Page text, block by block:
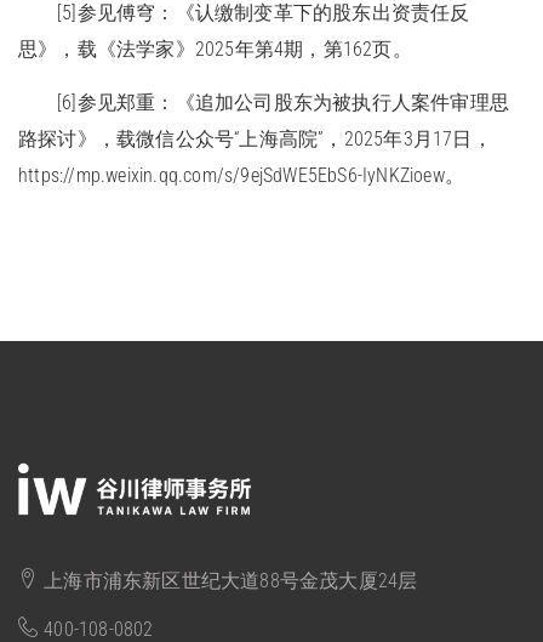
[5]参见傅穹：《认缴制变革下的股东出资责任反
思》，载《法学家》2025年第4期，第162页。
[6]参见郑重：《追加公司股东为被执行人案件审理思
路探讨》，载微信公众号“上海高院”，2025年3月17日，
https://mp.weixin.qq.com/s/9ejSdWE5EbS6-IyNKZioew。
上海市浦东新区世纪大道88号金茂大厦24层
400-108-0802